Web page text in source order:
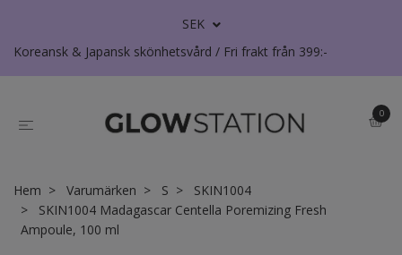
SEK
Koreansk & Japansk skönhetsvård / Fri frakt från 399:-
0
Hem Varumärken S
SKIN1004
SKIN1004 Madagascar Centella Poremizing Fresh
Ampoule, 100 ml